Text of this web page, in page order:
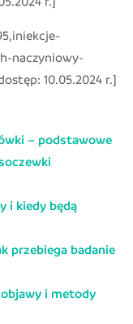
naczyniowy-
10.05.2024 r.]
– podstawowe
i kiedy będą
przebiega badanie
i metody